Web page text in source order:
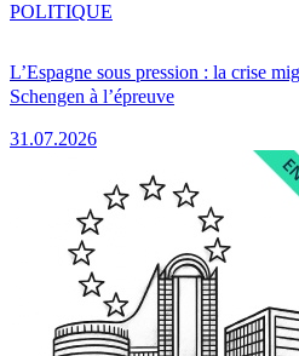
L’Espagne sous pression : la crise
Schengen à l’épreuve
31.07.2026
POLITIQUE